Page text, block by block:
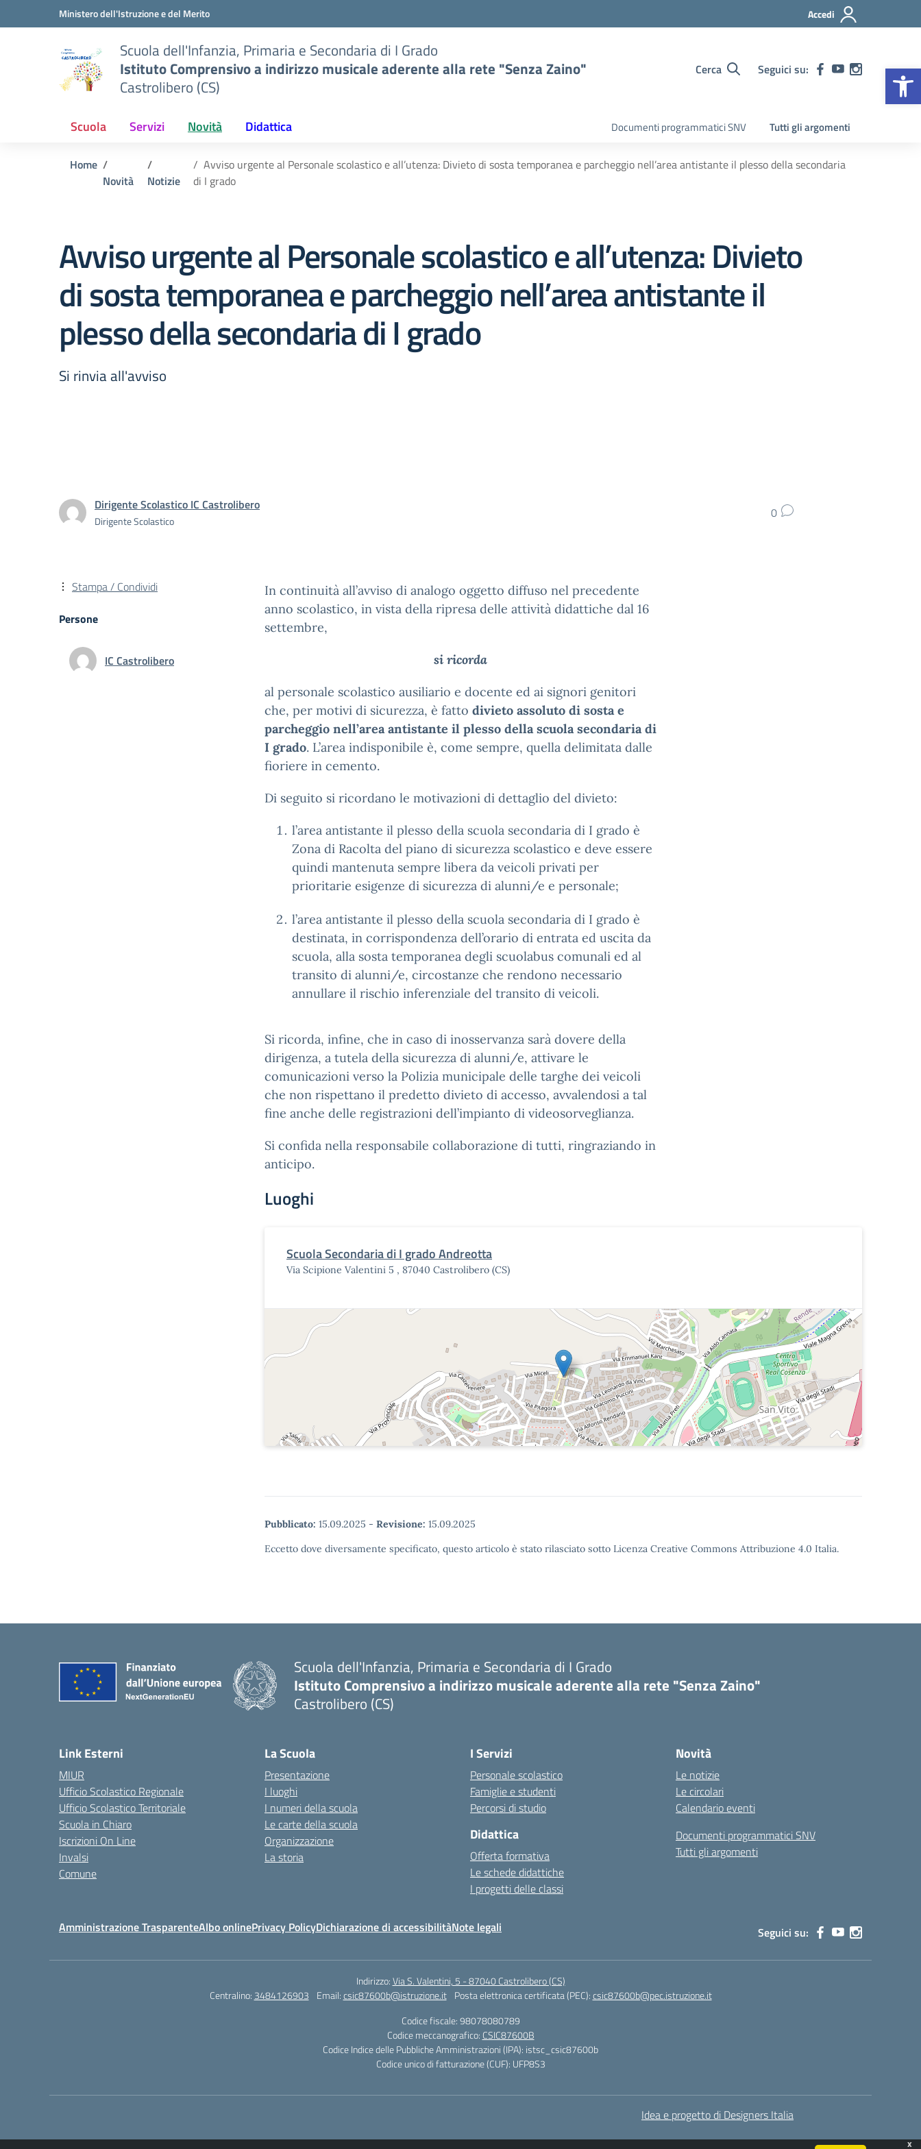
Vai ai contenuti
Vai al menu di navigazioneMinistero dell'Istruzione e del Merito Accedi
Scuola dell'Infanzia, Primaria e Secondaria di I Grado
Istituto Comprensivo a indirizzo musicale aderente alla rete "Senza Zaino"
Castrolibero (CS)
Cerca Seguici su:
Scuola Servizi Novità Didattica Documenti programmatici SNV Tutti gli argomenti
Home
Novità
Notizie
Avviso urgente al Personale scolastico e all’utenza: Divieto di sosta temporanea e parcheggio nell’area antistante il plesso della secondaria
di I grado
Avviso urgente al Personale scolastico e all’utenza: Divieto
di sosta temporanea e parcheggio nell’area antistante il
plesso della secondaria di I grado
Si rinvia all'avviso
Dirigente Scolastico IC Castrolibero
Dirigente Scolastico 0
In continuità all’avviso di analogo oggetto diffuso nel precedente
anno scolastico, in vista della ripresa delle attività didattiche dal 16
settembre,
si ricorda
al personale scolastico ausiliario e docente ed ai signori genitori
che, per motivi di sicurezza, è fatto divieto assoluto di sosta e
parcheggio nell’area antistante il plesso della scuola secondaria di
I grado. L’area indisponibile è, come sempre, quella delimitata dalle
fioriere in cemento.
Di seguito si ricordano le motivazioni di dettaglio del divieto:
l’area antistante il plesso della scuola secondaria di I grado è
Zona di Racolta del piano di sicurezza scolastico e deve essere
quindi mantenuta sempre libera da veicoli privati per
prioritarie esigenze di sicurezza di alunni/e e personale;
l’area antistante il plesso della scuola secondaria di I grado è
destinata, in corrispondenza dell’orario di entrata ed uscita da
scuola, alla sosta temporanea degli scuolabus comunali ed al
transito di alunni/e, circostanze che rendono necessario
annullare il rischio inferenziale del transito di veicoli.
Si ricorda, infine, che in caso di inosservanza sarà dovere della
dirigenza, a tutela della sicurezza di alunni/e, attivare le
comunicazioni verso la Polizia municipale delle targhe dei veicoli
che non rispettano il predetto divieto di accesso, avvalendosi a tal
fine anche delle registrazioni dell’impianto di videosorveglianza.
Si confida nella responsabile collaborazione di tutti, ringraziando in
anticipo.
Luoghi
Scuola Secondaria di I grado Andreotta
Via Scipione Valentini 5 , 87040 Castrolibero (CS)
Pubblicato: 15.09.2025 - Revisione: 15.09.2025
Eccetto dove diversamente specificato, questo articolo è stato rilasciato sotto Licenza Creative Commons Attribuzione 4.0 Italia.
Stampa / Condividi
Persone
IC Castrolibero
Scuola dell'Infanzia, Primaria e Secondaria di I Grado
Istituto Comprensivo a indirizzo musicale aderente alla rete "Senza Zaino"
Castrolibero (CS)
Link Esterni
MIUR
Ufficio Scolastico Regionale
Ufficio Scolastico Territoriale
Scuola in Chiaro
Iscrizioni On Line
Invalsi
Comune
La Scuola
Presentazione
I luoghi
I numeri della scuola
Le carte della scuola
Organizzazione
La storia
I Servizi
Personale scolastico
Famiglie e studenti
Percorsi di studio
Didattica
Offerta formativa
Le schede didattiche
I progetti delle classi
Novità
Le notizie
Le circolari
Calendario eventi
Documenti programmatici SNV
Tutti gli argomenti
Amministrazione TrasparenteAlbo onlinePrivacy PolicyDichiarazione di accessibilitàNote legali Seguici su:
Indirizzo:Via S. Valentini, 5 - 87040 Castrolibero (CS)
Centralino: 3484126903 Email:csic87600b@istruzione.it Posta elettronica certificata (PEC):csic87600b@pec.istruzione.it
Codice fiscale: 98078080789
Codice meccanografico: CSIC87600B
Codice Indice delle Pubbliche Amministrazioni (IPA): istsc_csic87600b
Codice unico di fatturazione (CUF): UFP8S3
Idea e progetto di Designers Italia
x